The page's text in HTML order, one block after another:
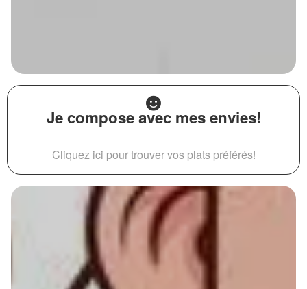
Je compose avec mes envies!
Cliquez ici pour trouver vos plats préférés!